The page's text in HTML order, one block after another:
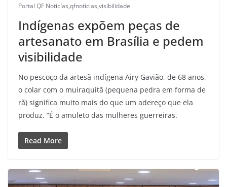
Portal QF Noticías,qfnotícias,visibilidade
Indígenas expõem peças de
artesanato em Brasília e pedem
visibilidade
No pescoço da artesã indígena Airy Gavião, de 68 anos,
o colar com o muiraquitã (pequena pedra em forma de
rã) significa muito mais do que um adereço que ela
produz. “É o amuleto das mulheres guerreiras.
Read More